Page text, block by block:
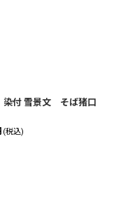
付 雪景文 そば猪口
(税込)